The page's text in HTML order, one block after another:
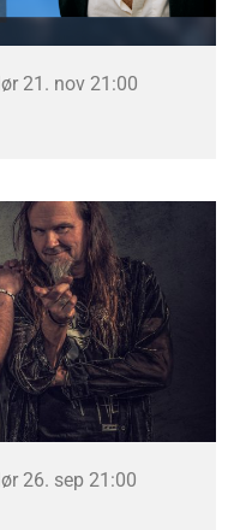
lør 21. nov 21:00
lør 26. sep 21:00